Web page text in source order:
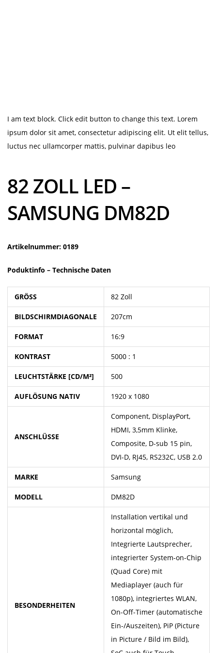
I am text block. Click edit button to change this text. Lorem
ipsum dolor sit amet, consectetur adipiscing elit. Ut elit tellus,
luctus nec ullamcorper mattis, pulvinar dapibus leo
82 ZOLL LED –
SAMSUNG DM82D
Artikelnummer: 0189
Poduktinfo – Technische Daten
GRÖSS 82 Zoll
BILDSCHIRMDIAGONALE 207cm
FORMAT 16:9
KONTRAST 5000 : 1
LEUCHTSTÄRKE [CD/M²] 500
AUFLÖSUNG NATIV 1920 x 1080
ANSCHLÜSSE
Component, DisplayPort,
HDMI, 3,5mm Klinke,
Composite, D-sub 15 pin,
DVI-D, RJ45, RS232C, USB 2.0
MARKE Samsung
MODELL DM82D
BESONDERHEITEN
Installation vertikal und
horizontal möglich,
Integrierte Lautsprecher,
integrierter System-on-Chip
(Quad Core) mit
Mediaplayer (auch für
1080p), integriertes WLAN,
On-Off-Timer (automatische
Ein-/Auszeiten), PiP (Picture
in Picture / Bild im Bild),